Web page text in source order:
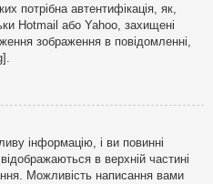
потрібна автентифікація, як,
Hotmail або Yahoo, захищені
зображення в повідомленні,
інформацію, і ви повинні
в верхній частині
Можливість написання вами